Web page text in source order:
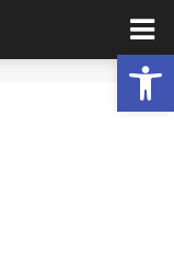
פתח סרגל נגישות